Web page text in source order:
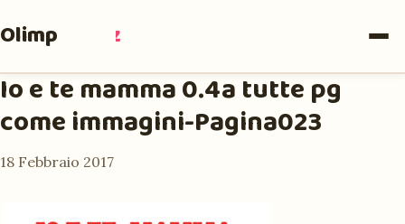
Olimpia Ruiz
Io e te mamma 0.4a tutte pg
come immagini-Pagina023
18 Febbraio 2017